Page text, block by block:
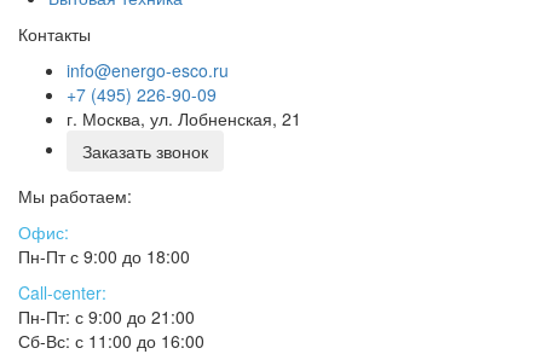
Контакты
info@energo-esco.ru
+7 (495) 226-90-09
г. Москва, ул. Лобненская, 21
Заказать звонок
Мы работаем:
Офис:
Пн-Пт с 9:00 до 18:00
Call-center:
Пн-Пт: с 9:00 до 21:00
Сб-Вс: с 11:00 до 16:00